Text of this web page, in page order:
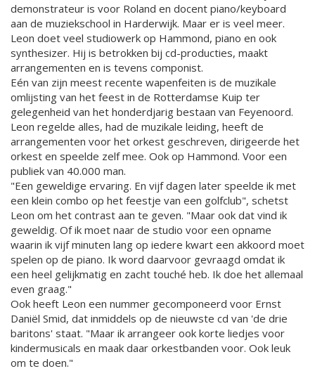
demonstrateur is voor Roland en docent piano/keyboard
aan de muziekschool in Harderwijk. Maar er is veel meer.
Leon doet veel studiowerk op Hammond, piano en ook
synthesizer. Hij is betrokken bij cd-producties, maakt
arrangementen en is tevens componist.
Eén van zijn meest recente wapenfeiten is de muzikale
omlijsting van het feest in de Rotterdamse Kuip ter
gelegenheid van het honderdjarig bestaan van Feyenoord.
Leon regelde alles, had de muzikale leiding, heeft de
arrangementen voor het orkest geschreven, dirigeerde het
orkest en speelde zelf mee. Ook op Hammond. Voor een
publiek van 40.000 man.
"Een geweldige ervaring. En vijf dagen later speelde ik met
een klein combo op het feestje van een golfclub", schetst
Leon om het contrast aan te geven. "Maar ook dat vind ik
geweldig. Of ik moet naar de studio voor een opname
waarin ik vijf minuten lang op iedere kwart een akkoord moet
spelen op de piano. Ik word daarvoor gevraagd omdat ik
een heel gelijkmatig en zacht touché heb. Ik doe het allemaal
even graag."
Ook heeft Leon een nummer gecomponeerd voor Ernst
Daniël Smid, dat inmiddels op de nieuwste cd van 'de drie
baritons' staat. "Maar ik arrangeer ook korte liedjes voor
kindermusicals en maak daar orkestbanden voor. Ook leuk
om te doen."